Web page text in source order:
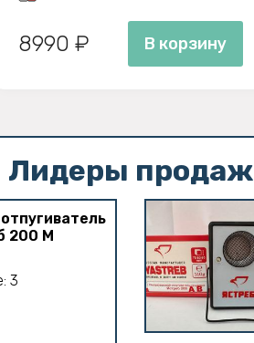
8990 ₽ В корзину
Лидеры продаж
200 М
3